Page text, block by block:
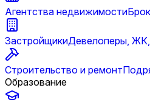
Агентства недвижимости
ЗастройщикиДевелоперы,
Строительство и ремонт
Образование